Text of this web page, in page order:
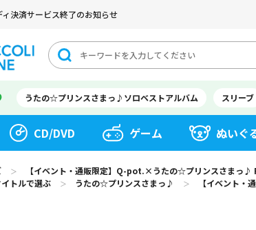
ィ決済サービス終了のお知らせ
うたの☆プリンスさまっ♪ソロベストアルバム スリーブ
CD/DVD ゲーム ぬいぐ
＞
【イベント・通販限定】Q-pot.×うたの☆プリンスさまっ♪
トルで選ぶ ＞ うたの☆プリンスさまっ♪ ＞ 【イベント